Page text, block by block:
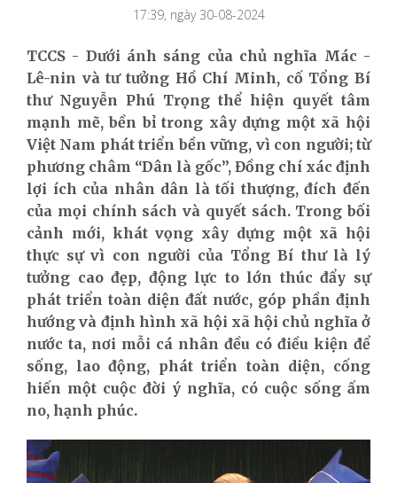
17:39, ngày 30-08-2024
TCCS - Dưới ánh sáng của chủ nghĩa Mác -
Lê-nin và tư tưởng Hồ Chí Minh, cố Tổng Bí
thư Nguyễn Phú Trọng thể hiện quyết tâm
mạnh mẽ, bền bỉ trong xây dựng một xã hội
Việt Nam phát triển bền vững, vì con người; từ
phương châm “Dân là gốc”, Đồng chí xác định
lợi ích của nhân dân là tối thượng, đích đến
của mọi chính sách và quyết sách. Trong bối
cảnh mới, khát vọng xây dựng một xã hội
thực sự vì con người của Tổng Bí thư là lý
tưởng cao đẹp, động lực to lớn thúc đẩy sự
phát triển toàn diện đất nước, góp phần định
hướng và định hình xã hội xã hội chủ nghĩa ở
nước ta, nơi mỗi cá nhân đều có điều kiện để
sống, lao động, phát triển toàn diện, cống
hiến một cuộc đời ý nghĩa, có cuộc sống ấm
no, hạnh phúc.